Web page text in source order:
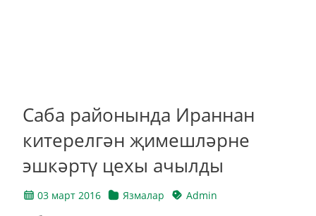
Саба районында Ираннан
китерелгән җимешләрне
эшкәртү цехы ачылды
03 март 2016 Язмалар Admin